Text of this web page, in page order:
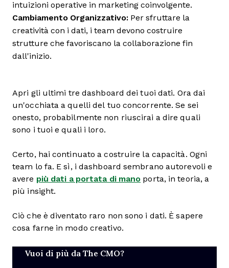
intuizioni operative in marketing coinvolgente.
Cambiamento Organizzativo: Per sfruttare la
creatività con i dati, i team devono costruire
strutture che favoriscano la collaborazione fin
dall'inizio.
Apri gli ultimi tre dashboard dei tuoi dati. Ora dai
un'occhiata a quelli del tuo concorrente. Se sei
onesto, probabilmente non riuscirai a dire quali
sono i tuoi e quali i loro.
Certo, hai continuato a costruire la capacità. Ogni
team lo fa. E sì, i dashboard sembrano autorevoli e
avere più dati a portata di mano porta, in teoria, a
più insight.
Ciò che è diventato raro non sono i dati. È sapere
cosa farne in modo creativo.
Vuoi di più da The CMO?